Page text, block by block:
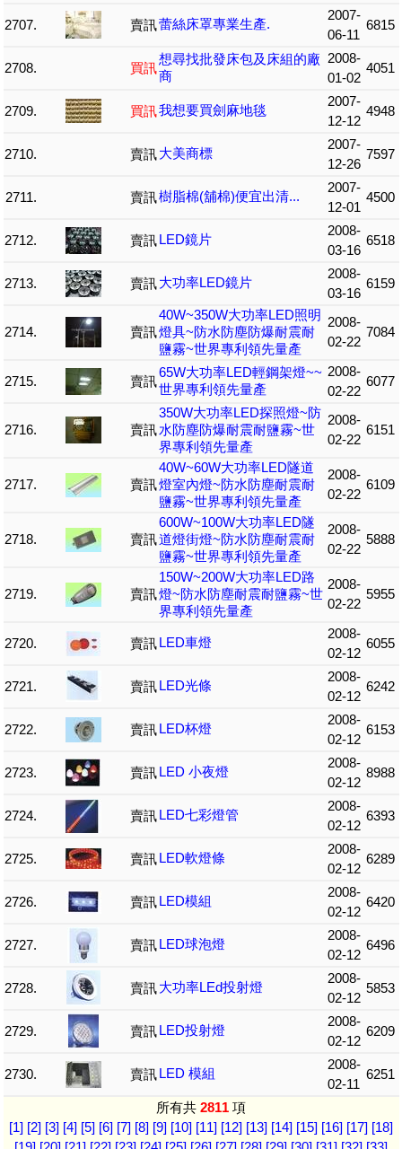
2707. 賣訊蕾絲床罩專業生產.
2007-
06-11
6815
2708. 買訊
想尋找批發床包及床組的廠
商
2008-
01-02
4051
2709. 買訊我想要買劍麻地毯
2007-
12-12
4948
2710. 賣訊 大美商標
2007-
12-26
7597
2711. 賣訊樹脂棉(舖棉)便宜出清...
2007-
12-01
4500
2712. 賣訊 LED鏡片
2008-
03-16
6518
2713. 賣訊 大功率LED鏡片
2008-
03-16
6159
2714. 賣訊
40W~350W大功率LED照明
燈具~防水防塵防爆耐震耐
鹽霧~世界專利領先量產
2008-
02-22
7084
2715. 賣訊
65W大功率LED輕鋼架燈~~
世界專利領先量產
2008-
02-22
6077
2716. 賣訊
350W大功率LED探照燈~防
水防塵防爆耐震耐鹽霧~世
界專利領先量產
2008-
02-22
6151
2717. 賣訊
40W~60W大功率LED隧道
燈室內燈~防水防塵耐震耐
鹽霧~世界專利領先量產
2008-
02-22
6109
2718. 賣訊
600W~100W大功率LED隧
道燈街燈~防水防塵耐震耐
鹽霧~世界專利領先量產
2008-
02-22
5888
2719. 賣訊
150W~200W大功率LED路
燈~防水防塵耐震耐鹽霧~世
界專利領先量產
2008-
02-22
5955
2720. 賣訊 LED車燈
2008-
02-12
6055
2721. 賣訊 LED光條
2008-
02-12
6242
2722. 賣訊 LED杯燈
2008-
02-12
6153
2723. 賣訊 LED 小夜燈
2008-
02-12
8988
2724. 賣訊 LED七彩燈管
2008-
02-12
6393
2725. 賣訊 LED軟燈條
2008-
02-12
6289
2726. 賣訊 LED模組
2008-
02-12
6420
2727. 賣訊 LED球泡燈
2008-
02-12
6496
2728. 賣訊 大功率LEd投射燈
2008-
02-12
5853
2729. 賣訊 LED投射燈
2008-
02-12
6209
2730. 賣訊 LED 模組
2008-
02-11
6251
所有共 2811 項
[1] [2] [3] [4] [5] [6] [7] [8] [9] [10] [11] [12] [13] [14] [15] [16] [17] [18]